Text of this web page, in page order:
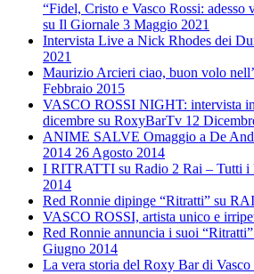
“Fidel, Cristo e Vasco Rossi:
su Il Giornale 3 Maggio 2021
Intervista Live a Nick Rhodes dei
2021
Maurizio Arcieri ciao, buon volo
Febbraio 2015
VASCO ROSSI NIGHT: intervista
dicembre su RoxyBarTv 12
ANIME SALVE Omaggio a De
2014 26 Agosto 2014
I RITRATTI su Radio 2 Rai – Tutti
2014
Red Ronnie dipinge “Ritratti” su
VASCO ROSSI, artista unico e
Red Ronnie annuncia i suoi
Giugno 2014
La vera storia del Roxy Bar di Vasco